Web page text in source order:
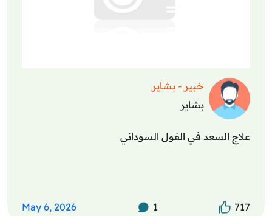
خبير - بشاير
بشاير
علاج السعد في الفول السوداني
717
1
May 6, 2026